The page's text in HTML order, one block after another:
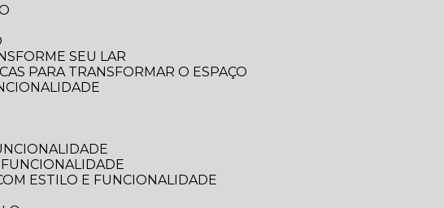
SEU LAR
PARA TRANSFORMAR O ESPAÇO
FUNCIONALIDADE
ESTILO E FUNCIONALIDADE